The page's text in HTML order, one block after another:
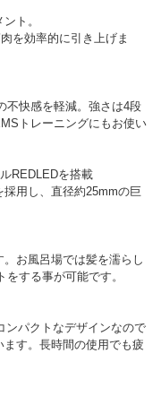
ト。
を効率的に引き上げま
不快感を軽減。強さは4段
トレーニングにもお使い
REDLEDを搭載
用し、直径約25mmの巨
お風呂場では髪を濡らし
する事が可能です。
ンパクトなデザインなので
す。長時間の使用でも疲